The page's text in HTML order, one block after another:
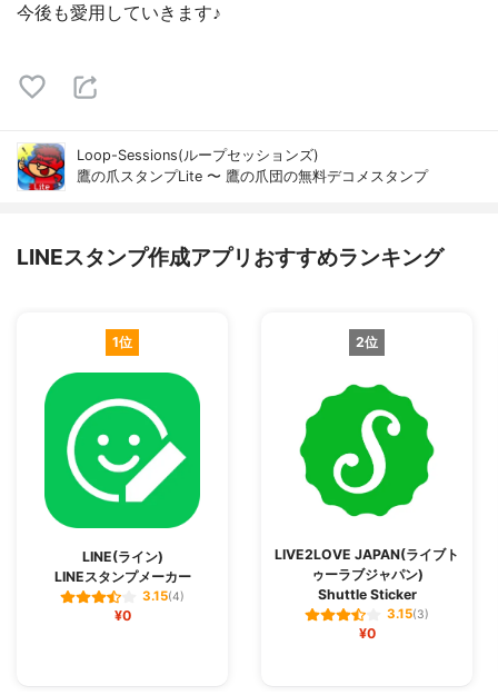
今後も愛用していきます♪
Loop-Sessions(ループセッションズ)
鷹の爪スタンプLite 〜 鷹の爪団の無料デコメスタンプ
LINEスタンプ作成アプリおすすめランキング
1位
LINE(ライン)
LINEスタンプメーカー
3.15(4)
¥0
2位
LIVE2LOVE JAPAN(ライブト
ゥーラブジャパン)
Shuttle Sticker
3.15(3)
¥0